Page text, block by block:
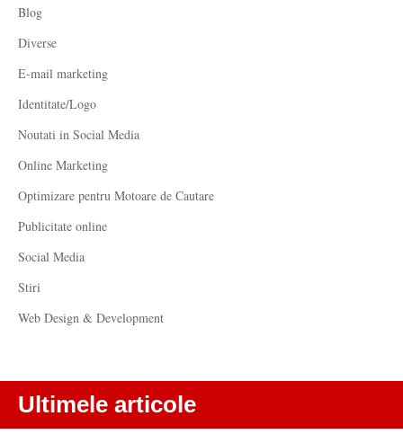
Blog
Diverse
E-mail marketing
Identitate/Logo
Noutati in Social Media
Online Marketing
Optimizare pentru Motoare de Cautare
Publicitate online
Social Media
Stiri
Web Design & Development
Ultimele articole